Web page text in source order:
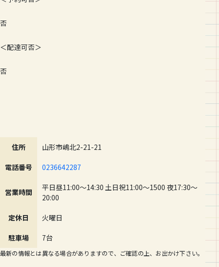
否
＜配達可否＞
否
住所 山形市嶋北2-21-21
電話番号 0236642287
営業時間
平日昼11:00～14:30 土日祝11:00～1500 夜17:30～
20:00
定休日 火曜日
駐車場 7台
最新の情報とは異なる場合がありますので、ご確認の上、お出かけ下さい。